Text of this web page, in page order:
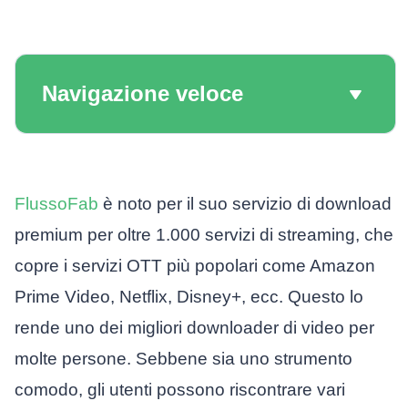
Navigazione veloce
FlussoFab è noto per il suo servizio di download
premium per oltre 1.000 servizi di streaming, che
copre i servizi OTT più popolari come Amazon
Prime Video, Netflix, Disney+, ecc. Questo lo
rende uno dei migliori downloader di video per
molte persone. Sebbene sia uno strumento
comodo, gli utenti possono riscontrare vari